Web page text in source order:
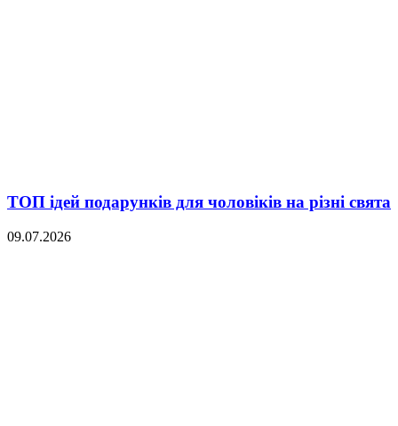
ТОП ідей подарунків для чоловіків на різні свята
09.07.2026